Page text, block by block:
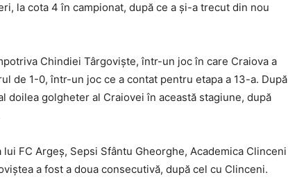
la cota 4 în campionat, după ce a și-a trecut din nou
Chindiei Târgoviște, într-un joc în care Craiova a
de 1-0, într-un joc ce a contat pentru etapa a 13-a. După
doilea golgheter al Craiovei în această stagiune, după
FC Argeș, Sepsi Sfântu Gheorghe, Academica Clinceni
a fost a doua consecutivă, după cel cu Clinceni.